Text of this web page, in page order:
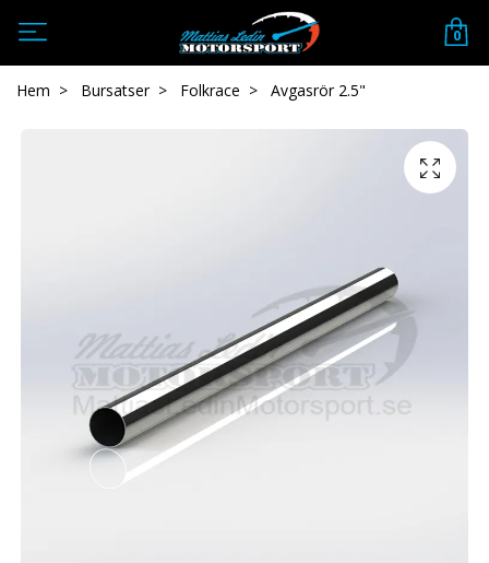
0
Hem Bursatser Folkrace Avgasrör 2.5"